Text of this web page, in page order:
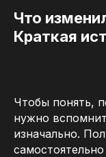
Что
Краткая
Чтобы понять,
нужно
изначально.